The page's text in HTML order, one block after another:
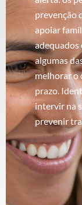
prevenção
apoiar
adequados
algumas
melhorar o
prazo.
intervir na
prevenir